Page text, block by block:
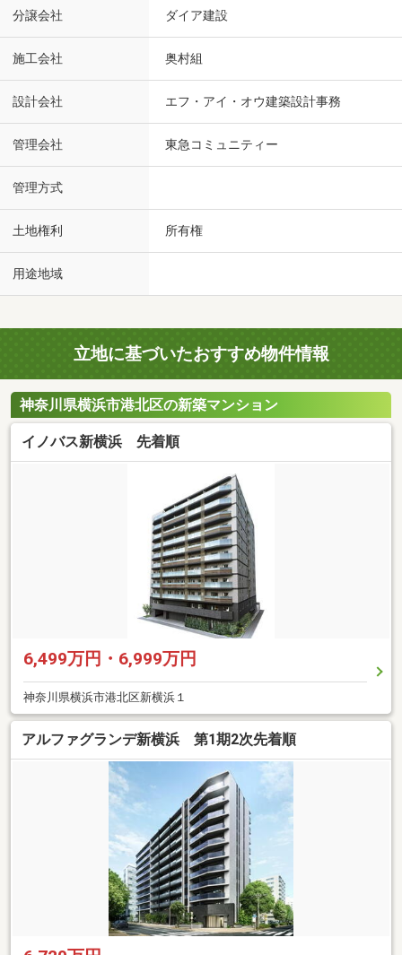
分譲会社 ダイア建設
施工会社 奥村組
設計会社 エフ・アイ・オウ建築設計事務
管理会社 東急コミュニティー
管理方式
土地権利 所有権
用途地域
立地に基づいたおすすめ物件情報
神奈川県横浜市港北区の新築マンション
イノバス新横浜 先着順
6,499万円・6,999万円
神奈川県横浜市港北区新横浜１
アルファグランデ新横浜 第1期2次先着順